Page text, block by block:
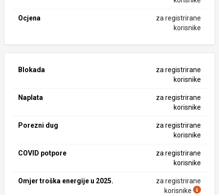
Ocjena
za registrirane
korisnike
Blokada
za registrirane
korisnike
Naplata
za registrirane
korisnike
Porezni dug
za registrirane
korisnike
COVID potpore
za registrirane
korisnike
Omjer troška energije u 2025.
za registrirane
korisnike